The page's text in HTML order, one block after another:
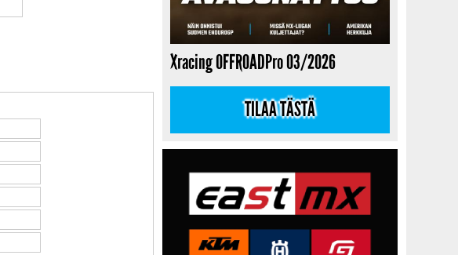
Xracing OFFROADPro 03/2026
TILAA TÄSTÄ